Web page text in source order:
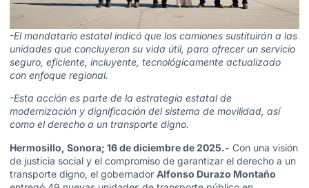
-El mandatario estatal indicó que los camiones sustituirán a las
unidades que concluyeron su vida útil, para ofrecer un servicio
seguro, eficiente, incluyente, tecnológicamente actualizado
con enfoque regional.
-Esta acción es parte de la estrategia estatal de
modernización y dignificación del sistema de movilidad, así
como el derecho a un transporte digno.
Hermosillo, Sonora; 16 de diciembre de 2025.- Con una visión
de justicia social y el compromiso de garantizar el derecho a un
transporte digno, el gobernador Alfonso Durazo Montaño